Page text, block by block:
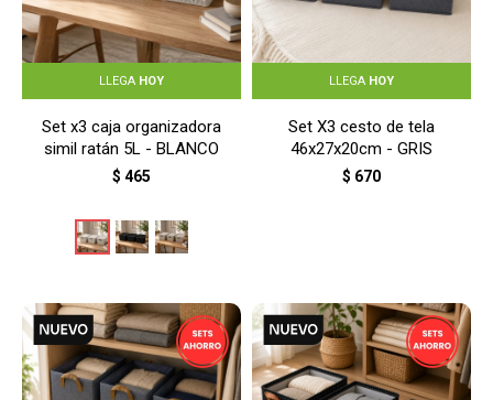
LLEGA HOY
Set x3 caja organizadora
simil ratán 5L - BLANCO
$ 465
LLEGA HOY
Set X3 cesto de tela
46x27x20cm - GRIS
$ 670